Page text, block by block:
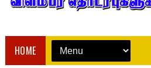
HOME